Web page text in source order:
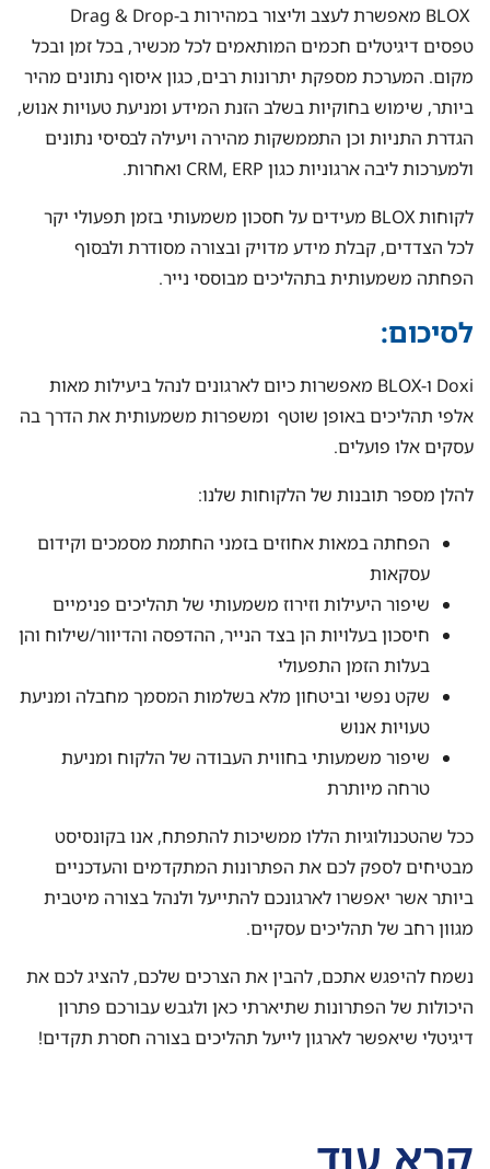
BLOX מאפשרת לעצב וליצור במהירות ב-Drag & Drop
טפסים דיגיטלים חכמים המותאמים לכל מכשיר, בכל זמן ובכל
מקום. המערכת מספקת יתרונות רבים, כגון איסוף נתונים מהיר
ביותר, שימוש בחוקיות בשלב הזנת המידע ומניעת טעויות אנוש,
הגדרת התניות וכן התממשקות מהירה ויעילה לבסיסי נתונים
ולמערכות ליבה ארגוניות כגון CRM, ERP ואחרות.
לקוחות BLOX מעידים על חסכון משמעותי בזמן תפעולי יקר
לכל הצדדים, קבלת מידע מדויק ובצורה מסודרת ולבסוף
הפחתה משמעותית בתהליכים מבוססי נייר.
לסיכום:
Doxi ו-BLOX מאפשרות כיום לארגונים לנהל ביעילות מאות
אלפי תהליכים באופן שוטף ומשפרות משמעותית את הדרך בה
עסקים אלו פועלים.
להלן מספר תובנות של הלקוחות שלנו:
הפחתה במאות אחוזים בזמני החתמת מסמכים וקידום
עסקאות
שיפור היעילות וזירוז משמעותי של תהליכים פנימיים
חיסכון בעלויות הן בצד הנייר, ההדפסה והדיוור/שילוח והן
בעלות הזמן התפעולי
שקט נפשי וביטחון מלא בשלמות המסמך מחבלה ומניעת
טעויות אנוש
שיפור משמעותי בחווית העבודה של הלקוח ומניעת
טרחה מיותרת
ככל שהטכנולוגיות הללו ממשיכות להתפתח, אנו בקונסיסט
מבטיחים לספק לכם את הפתרונות המתקדמים והעדכניים
ביותר אשר יאפשרו לארגונכם להתייעל ולנהל בצורה מיטבית
מגוון רחב של תהליכים עסקיים.
נשמח להיפגש אתכם, להבין את הצרכים שלכם, להציג לכם את
היכולות של הפתרונות שתיארתי כאן ולגבש עבורכם פתרון
דיגיטלי שיאפשר לארגון לייעל תהליכים בצורה חסרת תקדים!
קרא עוד